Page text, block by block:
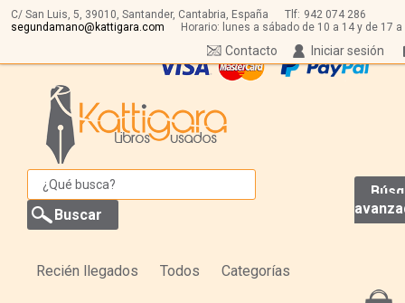
C/ San Luis, 5, 39010, Santander, Cantabria, España Tlf: 942 074 286
segundamano@kattigara.com
Horario: lunes a sábado de 10 a 14 y de 17 a
Iniciar sesión
Contacto
Recién llegados Todos Categorías